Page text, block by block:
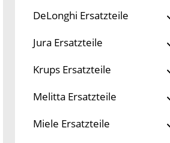
DeLonghi Ersatzteile
Jura Ersatzteile
Krups Ersatzteile
Melitta Ersatzteile
Miele Ersatzteile